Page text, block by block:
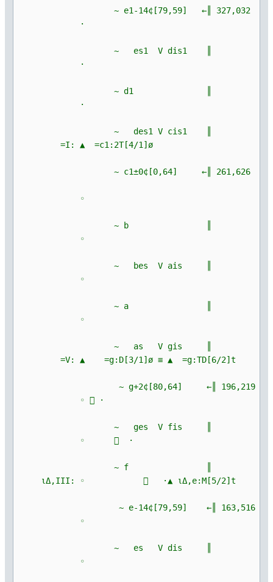
~ e1-14¢[79,59] ←║ 327,032
·
~ es1 V dis1 ║
·
~ d1 ║
·
~ des1 V cis1 ║
=I: ▲ =c1:2T[4/1]ø
~ c1±0¢[0,64] ←║ 261,626
◦
~ b ║
◦
~ bes V ais ║
◦
~ a ║
◦
~ as V gis ║
=V: ▲ =g:D[3/1]ø ≡ ▲ =g:TD[6/2]t
~ g+2¢[80,64] ←║ 196,219
◦  ·
~ ges V fis ║
◦  ·
~ f ║
ιΔ,III: ◦  ·▲ ιΔ,e:M[5/2]t
~ e-14¢[79,59] ←║ 163,516
◦
~ es V dis ║
◦